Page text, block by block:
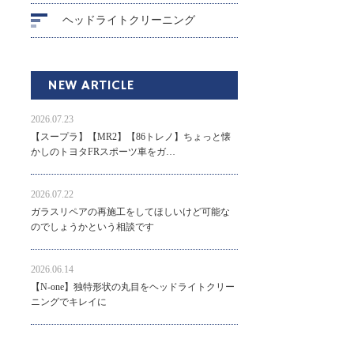
ヘッドライトクリーニング
NEW ARTICLE
2026.07.23
【スープラ】【MR2】【86トレノ】ちょっと懐
かしのトヨタFRスポーツ車をガ…
2026.07.22
ガラスリペアの再施工をしてほしいけど可能な
のでしょうかという相談です
2026.06.14
【N-one】独特形状の丸目をヘッドライトクリー
ニングでキレイに